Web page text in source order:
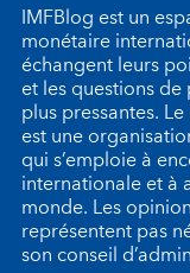
IMFBlog est un
monétaire
échangent leurs
et les questions
plus pressantes.
est une
qui s’emploie à
internationale et à
monde. Les
représentent pas
son conseil